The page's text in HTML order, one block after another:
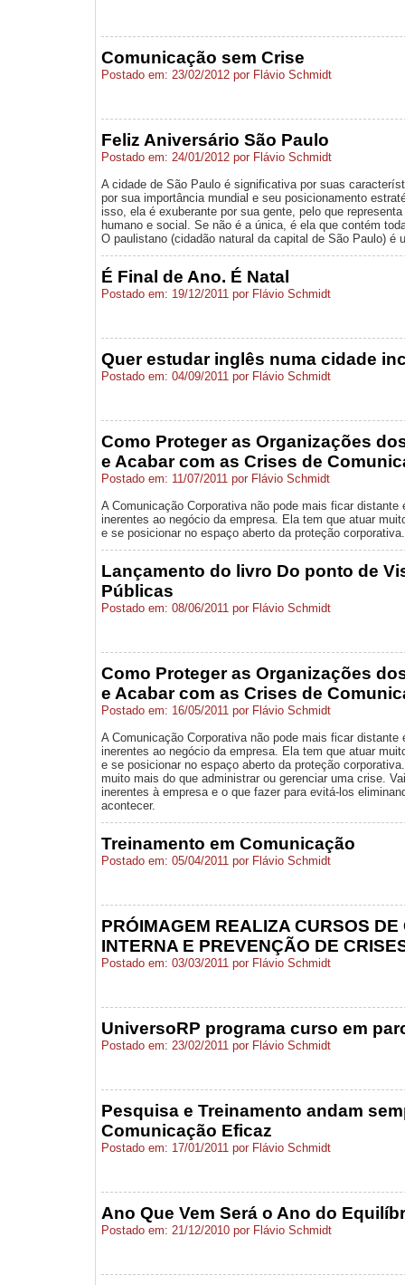
Comunicação sem Crise
Postado em: 23/02/2012 por Flávio Schmidt
Feliz Aniversário São Paulo
Postado em: 24/01/2012 por Flávio Schmidt
A cidade de São Paulo é significativa por suas
por sua importância mundial e seu posicionamento
isso, ela é exuberante por sua gente, pelo que
humano e social. Se não é a única, é ela que contém
O paulistano (cidadão natural da capital de São Paulo) é
É Final de Ano. É Natal
Postado em: 19/12/2011 por Flávio Schmidt
Quer estudar inglês numa cidade
Postado em: 04/09/2011 por Flávio Schmidt
Como Proteger as Organizações
e Acabar com as Crises de
Postado em: 11/07/2011 por Flávio Schmidt
A Comunicação Corporativa não pode mais ficar
inerentes ao negócio da empresa. Ela tem que atuar
e se posicionar no espaço aberto da proteção corporativa.
Lançamento do livro Do ponto de
Públicas
Postado em: 08/06/2011 por Flávio Schmidt
Como Proteger as Organizações
e Acabar com as Crises de
Postado em: 16/05/2011 por Flávio Schmidt
A Comunicação Corporativa não pode mais ficar
inerentes ao negócio da empresa. Ela tem que atuar
e se posicionar no espaço aberto da proteção
muito mais do que administrar ou gerenciar uma crise.
inerentes à empresa e o que fazer para evitá-los
acontecer.
Treinamento em Comunicação
Postado em: 05/04/2011 por Flávio Schmidt
PRÓIMAGEM REALIZA CURSOS
INTERNA E PREVENÇÃO DE
Postado em: 03/03/2011 por Flávio Schmidt
UniversoRP programa curso em
Postado em: 23/02/2011 por Flávio Schmidt
Pesquisa e Treinamento andam
Comunicação Eficaz
Postado em: 17/01/2011 por Flávio Schmidt
Ano Que Vem Será o Ano do
Postado em: 21/12/2010 por Flávio Schmidt